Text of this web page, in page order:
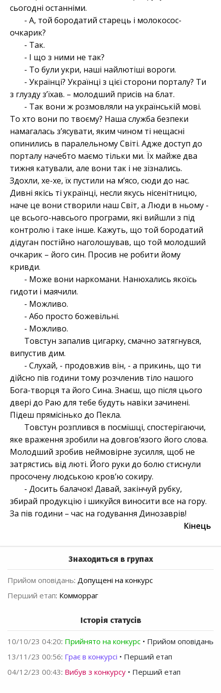
сьогодні останніми.
- А, той бородатий старець і молокосос-
очкарик?
- Так.
- І що з ними не так?
- То були укри, наші найлютіші вороги.
- Українці? Українці з цієї сторони порталу? Ти
з глузду з’їхав. – молодший присів на блат.
- Так вони ж розмовляли на українській мові.
То хто вони по твоєму? Наша служба безпеки
намагалась з’ясувати, яким чином ті нещасні
опинились в паралельному Світі. Адже доступ до
порталу начебто маємо тільки ми. Їх майже два
тижня катували, але вони так і не зізнались.
Здохли, хе-хе, їх пустили на м’ясо, сюди до нас.
Дивні якісь ті українці, несли якусь нісенітницю,
наче це вони створили наш Світ, а Люди в ньому -
це всього-навсього програми, які вийшли з під
контролю і таке інше. Кажуть, що той бородатий
дідуган постійно наголошував, що той молодший
очкарик – його син. Просив не робити йому
кривди.
- Може вони наркомани. Нанюхались якоїсь
гидоти і маячили.
- Можливо.
- Або просто божевільні.
- Можливо.
Товстун запалив цигарку, смачно затягнувся,
випустив дим.
- Слухай, - продовжив він, - а прикинь, що ти
дійсно пів години тому розчленив тіло нашого
Бога-творця та його Сина. Знаєш, що після цього
двері до Раю для тебе будуть навіки зачинені.
Підеш прямісінько до Пекла.
Товстун розплився в посмішці, спостерігаючи,
яке враження зробили на довгов’язого його слова.
Молодший зробив неймовірне зусилля, щоб не
затрястись від люті. Його руки до болю стиснули
просочену людською кров’ю сокиру.
- Досить балачок! Давай, закінчуй рубку,
збирай продукцію і шикуйся виносити все на гору.
За пів години – час на годування Динозаврів!
Кінець
Знаходиться в групах
Прийом оповідань: Допущені на конкурс
Перший етап: Комморраг
Історія статусів
10/10/23 04:20: Прийнято на конкурс • Прийом оповідань
13/11/23 00:56: Грає в конкурсі • Перший етап
04/12/23 00:43: Вибув з конкурсу • Перший етап